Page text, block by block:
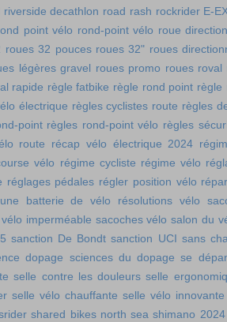
riverside decathlon road rash rockrider E-
point vélo rond-point vélo roue
roues 32 pouces roues 32" roues
légères gravel roues promo roues roval
rapide règle fatbike règle rond point règle
électrique règles cyclistes route règles
point règles rond-point vélo règles
route
récap vélo électrique 2024
vélo régime cycliste régime vélo
réglages pédales régler position vélo
batterie de vélo
résolutions vélo
imperméable sacoches vélo salon du
sanction De Bondt sanction UCI sans
dopage sciences du dopage se
selle contre les douleurs selle
selle vélo chauffante selle vélo innovante
shared bikes north sea shimano 2024